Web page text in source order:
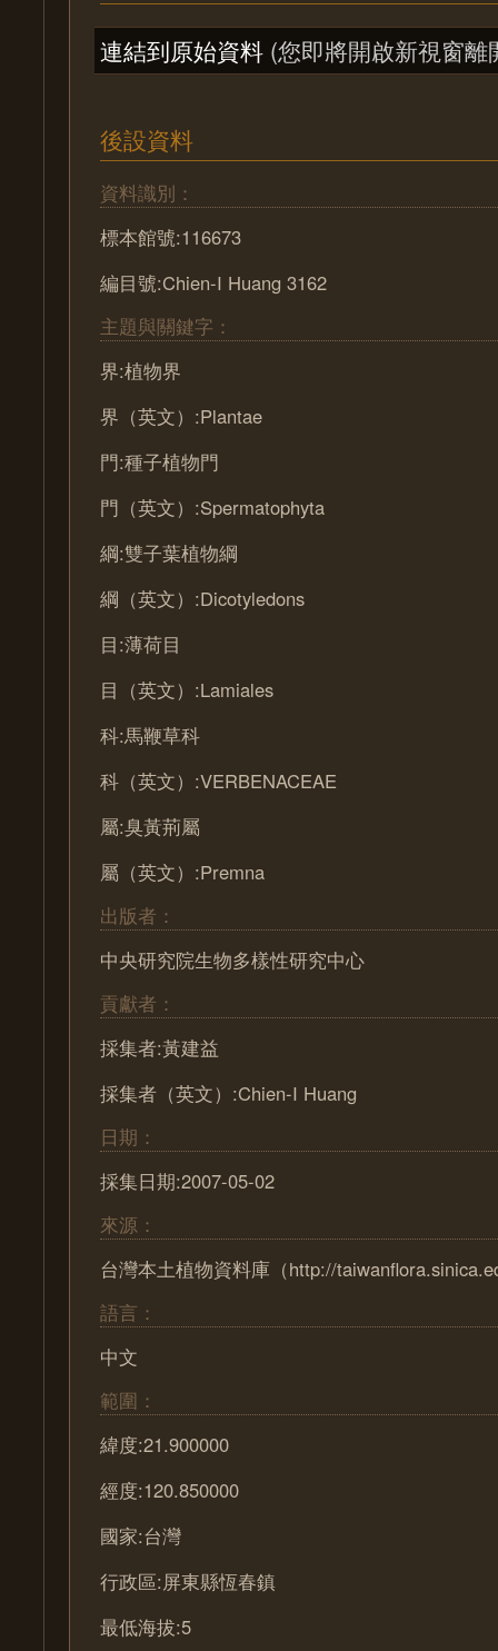
連結到原始資料 (您即將開啟新視窗離
後設資料
資料識別：
標本館號:116673
編目號:Chien-I Huang 3162
主題與關鍵字：
界:植物界
界（英文）:Plantae
門:種子植物門
門（英文）:Spermatophyta
綱:雙子葉植物綱
綱（英文）:Dicotyledons
目:薄荷目
目（英文）:Lamiales
科:馬鞭草科
科（英文）:VERBENACEAE
屬:臭黃荊屬
屬（英文）:Premna
出版者：
中央研究院生物多樣性研究中心
貢獻者：
採集者:黃建益
採集者（英文）:Chien-I Huang
日期：
採集日期:2007-05-02
來源：
台灣本土植物資料庫（http://
語言：
中文
範圍：
緯度:21.900000
經度:120.850000
國家:台灣
行政區:屏東縣恆春鎮
最低海拔:5